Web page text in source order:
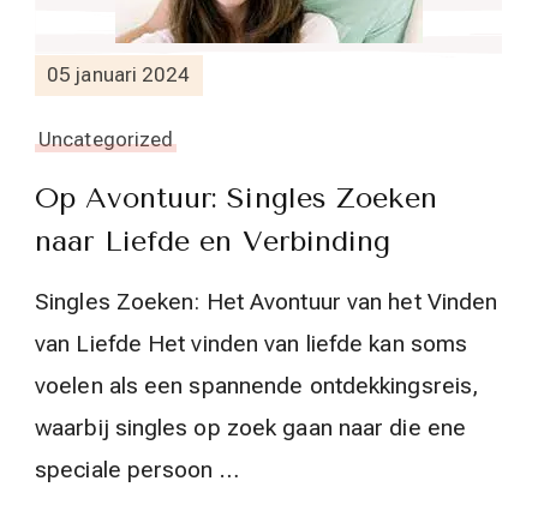
05 januari 2024
Uncategorized
Op Avontuur: Singles Zoeken
naar Liefde en Verbinding
Singles Zoeken: Het Avontuur van het Vinden
van Liefde Het vinden van liefde kan soms
voelen als een spannende ontdekkingsreis,
waarbij singles op zoek gaan naar die ene
speciale persoon …